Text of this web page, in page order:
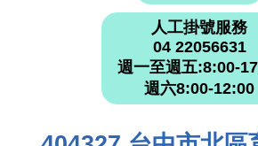
人工掛號服務
04 22056631
週一至週五:8:00-
週六8:00-12:00